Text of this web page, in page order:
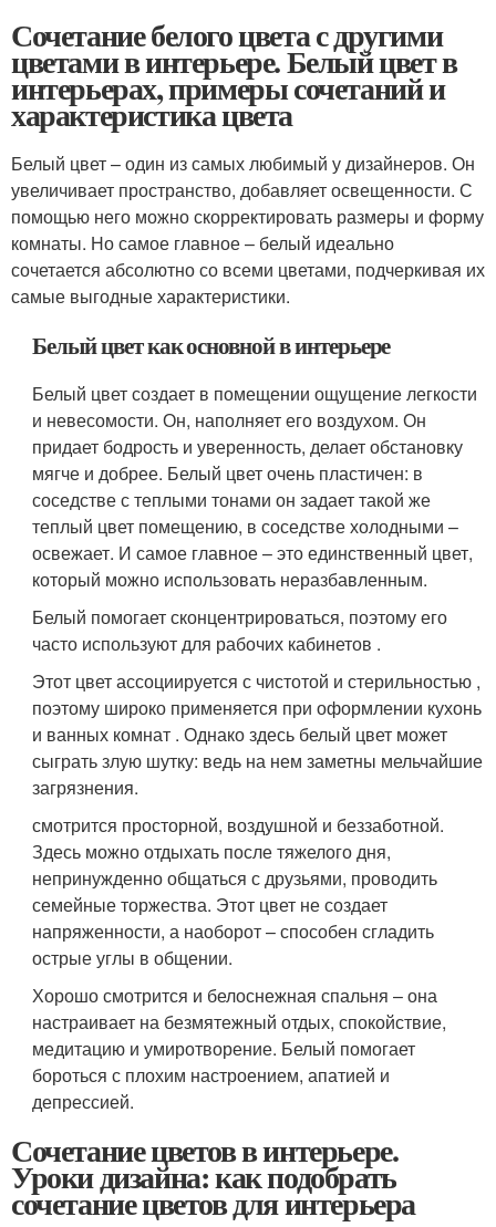
Сочетание белого цвета с другими
цветами в интерьере. Белый цвет в
интерьерах, примеры сочетаний и
характеристика цвета
Белый цвет – один из самых любимый у дизайнеров. Он
увеличивает пространство, добавляет освещенности. С
помощью него можно скорректировать размеры и форму
комнаты. Но самое главное – белый идеально
сочетается абсолютно со всеми цветами, подчеркивая их
самые выгодные характеристики.
Белый цвет как основной в интерьере
Белый цвет создает в помещении ощущение легкости
и невесомости. Он, наполняет его воздухом. Он
придает бодрость и уверенность, делает обстановку
мягче и добрее. Белый цвет очень пластичен: в
соседстве с теплыми тонами он задает такой же
теплый цвет помещению, в соседстве холодными –
освежает. И самое главное – это единственный цвет,
который можно использовать неразбавленным.
Белый помогает сконцентрироваться, поэтому его
часто используют для рабочих кабинетов .
Этот цвет ассоциируется с чистотой и стерильностью ,
поэтому широко применяется при оформлении кухонь
и ванных комнат . Однако здесь белый цвет может
сыграть злую шутку: ведь на нем заметны мельчайшие
загрязнения.
смотрится просторной, воздушной и беззаботной.
Здесь можно отдыхать после тяжелого дня,
непринужденно общаться с друзьями, проводить
семейные торжества. Этот цвет не создает
напряженности, а наоборот – способен сгладить
острые углы в общении.
Хорошо смотрится и белоснежная спальня – она
настраивает на безмятежный отдых, спокойствие,
медитацию и умиротворение. Белый помогает
бороться с плохим настроением, апатией и
депрессией.
Сочетание цветов в интерьере.
Уроки дизайна: как подобрать
сочетание цветов для интерьера